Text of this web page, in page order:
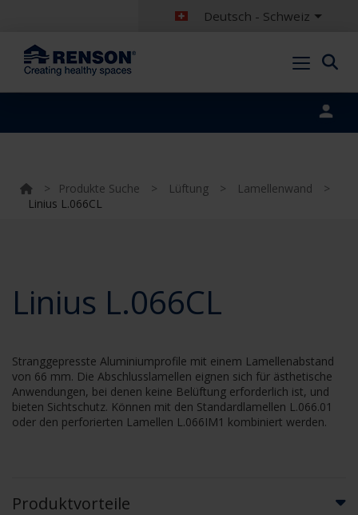
Deutsch - Schweiz
> Produkte Suche > Lüftung > Lamellenwand
>
Linius L.066CL
Linius L.066CL
Stranggepresste Aluminiumprofile mit einem Lamellenabstand
von 66 mm. Die Abschlusslamellen eignen sich für ästhetische
Anwendungen, bei denen keine Belüftung erforderlich ist, und
bieten Sichtschutz. Können mit den Standardlamellen L.066.01
oder den perforierten Lamellen L.066IM1 kombiniert werden.
Produktvorteile